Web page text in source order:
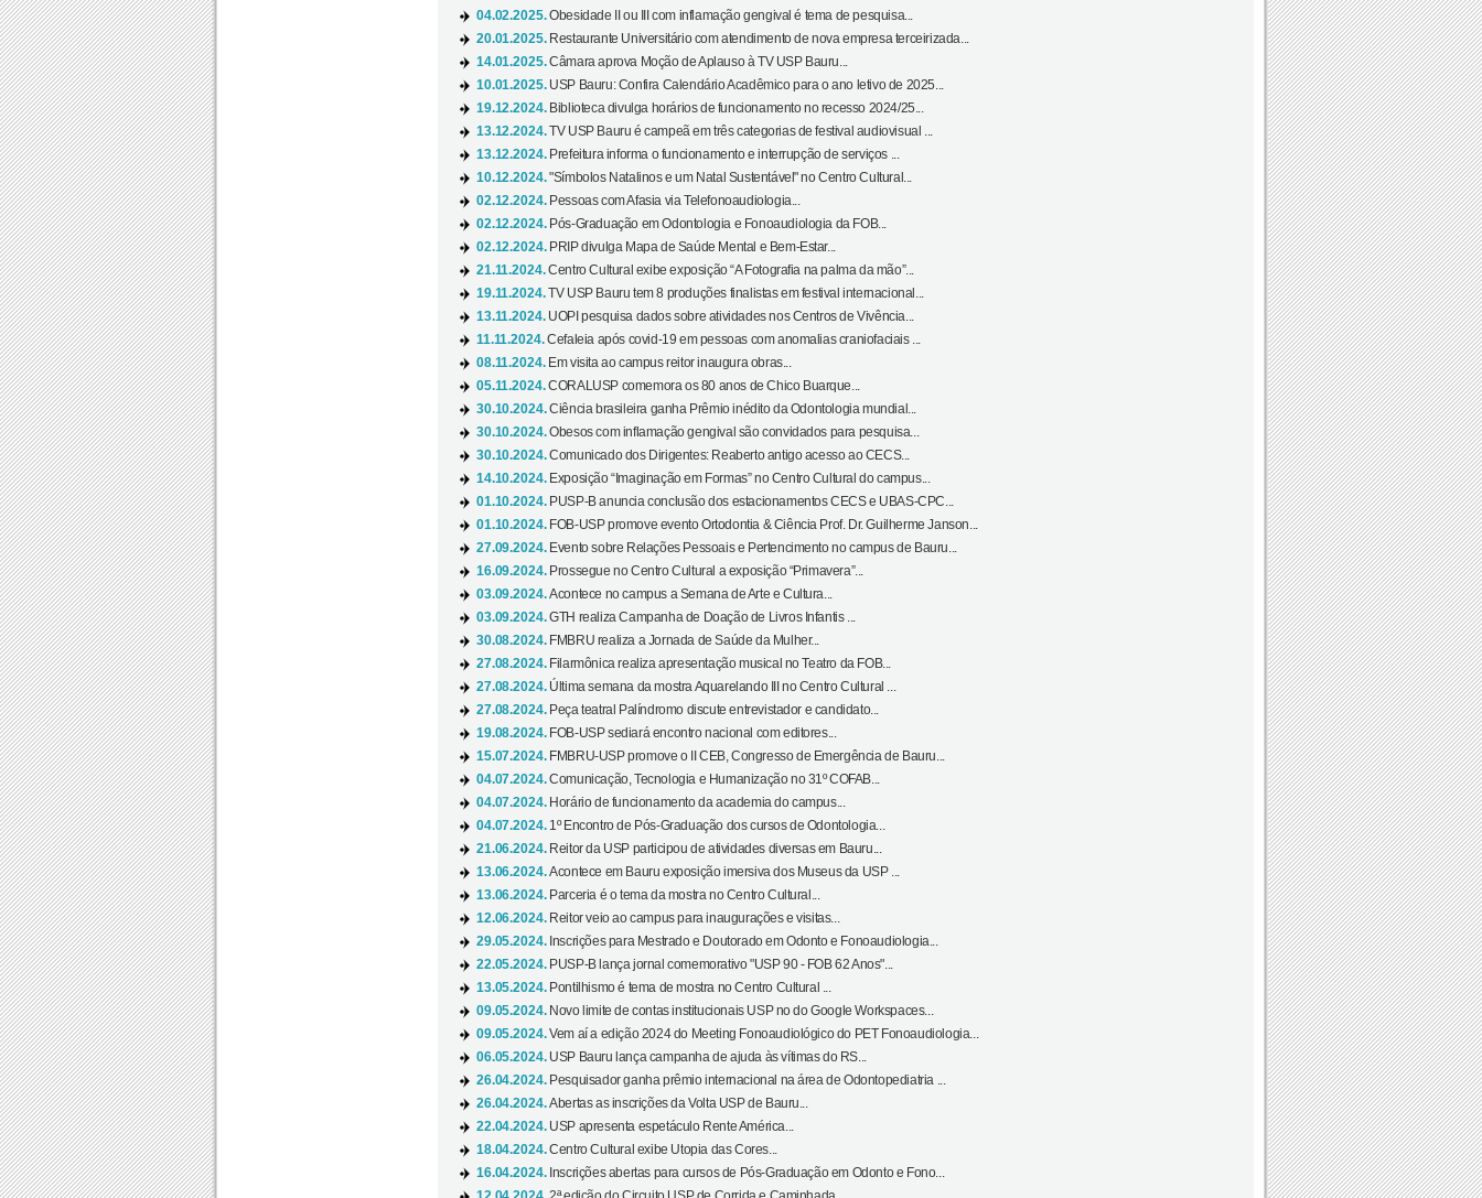
04.02.2025.Obesidade II ou III com inflamação gengival é tema de pesquisa...
20.01.2025. Restaurante Universitário com atendimento de nova empresa terceirizada...
14.01.2025.Câmara aprova Moção de Aplauso à TV USP Bauru...
10.01.2025. USP Bauru: Confira Calendário Acadêmico para o ano letivo de 2025...
19.12.2024. Biblioteca divulga horários de funcionamento no recesso 2024/25...
13.12.2024.TV USP Bauru é campeã em três categorias de festival audiovisual ...
13.12.2024. Prefeitura informa o funcionamento e interrupção de serviços ...
10.12.2024."Símbolos Natalinos e um Natal Sustentável" no Centro Cultural...
02.12.2024. Pessoas com Afasia via Telefonoaudiologia...
02.12.2024. Pós-Graduação em Odontologia e Fonoaudiologia da FOB...
02.12.2024. PRIP divulga Mapa de Saúde Mental e Bem-Estar...
21.11.2024.Centro Cultural exibe exposição “A Fotografia na palma da mão”...
19.11.2024.TV USP Bauru tem 8 produções finalistas em festival internacional...
13.11.2024. UOPI pesquisa dados sobre atividades nos Centros de Vivência...
11.11.2024.Cefaleia após covid-19 em pessoas com anomalias craniofaciais ...
08.11.2024. Em visita ao campus reitor inaugura obras...
05.11.2024.CORALUSP comemora os 80 anos de Chico Buarque...
30.10.2024.Ciência brasileira ganha Prêmio inédito da Odontologia mundial...
30.10.2024.Obesos com inflamação gengival são convidados para pesquisa...
30.10.2024.Comunicado dos Dirigentes: Reaberto antigo acesso ao CECS...
14.10.2024. Exposição “Imaginação em Formas” no Centro Cultural do campus...
01.10.2024. PUSP-B anuncia conclusão dos estacionamentos CECS e UBAS-CPC...
01.10.2024. FOB-USP promove evento Ortodontia & Ciência Prof. Dr. Guilherme Janson...
27.09.2024. Evento sobre Relações Pessoais e Pertencimento no campus de Bauru...
16.09.2024. Prossegue no Centro Cultural a exposição “Primavera”...
03.09.2024.Acontece no campus a Semana de Arte e Cultura...
03.09.2024.GTH realiza Campanha de Doação de Livros Infantis ...
30.08.2024. FMBRU realiza a Jornada de Saúde da Mulher...
27.08.2024. Filarmônica realiza apresentação musical no Teatro da FOB...
27.08.2024. Última semana da mostra Aquarelando III no Centro Cultural ...
27.08.2024. Peça teatral Palíndromo discute entrevistador e candidato...
19.08.2024. FOB-USP sediará encontro nacional com editores...
15.07.2024. FMBRU-USP promove o II CEB, Congresso de Emergência de Bauru...
04.07.2024.Comunicação, Tecnologia e Humanização no 31º COFAB...
04.07.2024. Horário de funcionamento da academia do campus...
04.07.2024. 1º Encontro de Pós-Graduação dos cursos de Odontologia...
21.06.2024. Reitor da USP participou de atividades diversas em Bauru...
13.06.2024.Acontece em Bauru exposição imersiva dos Museus da USP ...
13.06.2024. Parceria é o tema da mostra no Centro Cultural...
12.06.2024. Reitor veio ao campus para inaugurações e visitas...
29.05.2024. Inscrições para Mestrado e Doutorado em Odonto e Fonoaudiologia...
22.05.2024. PUSP-B lança jornal comemorativo "USP 90 - FOB 62 Anos"...
13.05.2024. Pontilhismo é tema de mostra no Centro Cultural ...
09.05.2024. Novo limite de contas institucionais USP no do Google Workspaces...
09.05.2024.Vem aí a edição 2024 do Meeting Fonoaudiológico do PET Fonoaudiologia...
06.05.2024. USP Bauru lança campanha de ajuda às vítimas do RS...
26.04.2024. Pesquisador ganha prêmio internacional na área de Odontopediatria ...
26.04.2024.Abertas as inscrições da Volta USP de Bauru...
22.04.2024. USP apresenta espetáculo Rente América...
18.04.2024.Centro Cultural exibe Utopia das Cores...
16.04.2024. Inscrições abertas para cursos de Pós-Graduação em Odonto e Fono...